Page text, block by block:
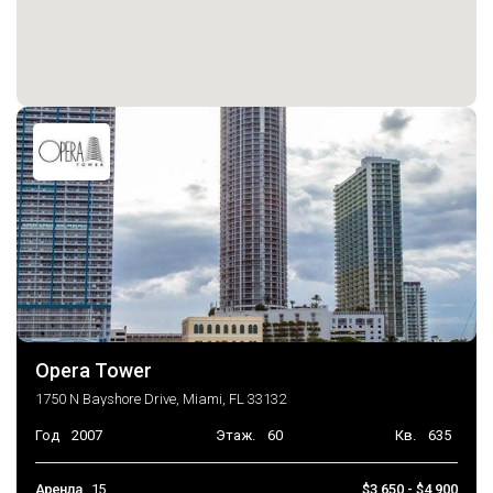
Opera Tower
1750 N Bayshore Drive, Miami, FL 33132
Год 2007 Этаж. 60 Кв. 635
Аренда 15 $3,650 - $4,900